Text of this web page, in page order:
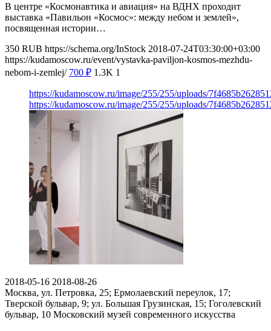
В центре «Космонавтика и авиация» на ВДНХ проходит
выставка «Павильон «Космос»: между небом и землей»,
посвященная истории…
350 RUB https://schema.org/InStock 2018-07-24T03:30:00+03:00
https://kudamoscow.ru/event/vystavka-paviljon-kosmos-mezhdu-
nebom-i-zemlej/ 700 ₽ 1.3K 1
https://kudamoscow.ru/image/255/255/uploads/
https://kudamoscow.ru/image/255/255/uploads/
2018-05-16 2018-08-26
Москва, ул. Петровка, 25; Ермолаевский переулок, 17;
Тверской бульвар, 9; ул. Большая Грузинская, 15; Гоголевский
бульвар, 10 Московский музей современного искусства